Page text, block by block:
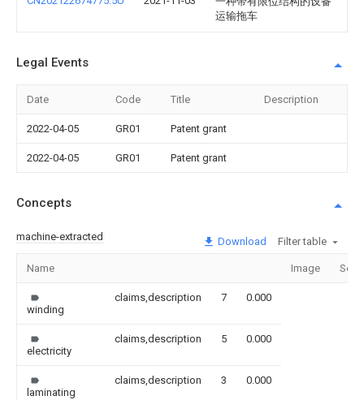
运输拖车
Legal Events
Date Code Title Description
2022-04-05 GR01 Patent grant
2022-04-05 GR01 Patent grant
Concepts
machine-extracted Download Filter table
Name Image
winding
claims,description 7 0.000
electricity
claims,description 5 0.000
laminating
claims,description 3 0.000